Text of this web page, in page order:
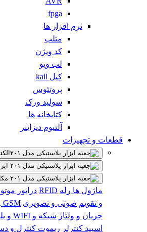
fpga
نرم افزار ها
متلب
کد ویژن
لب ویو
کیل kail
پروتئوس
سولید ورک
کتابخانه ها
آلتیوم دیزاینر
قطعات و تجهیزات
ماژول ها رله RFID درایور
و تقویم صوتی و تصویری GSM
جریان و ولتاژ شبکه و WIFI و بلوتوث
اسپید کنترلر ریموت کنترل و